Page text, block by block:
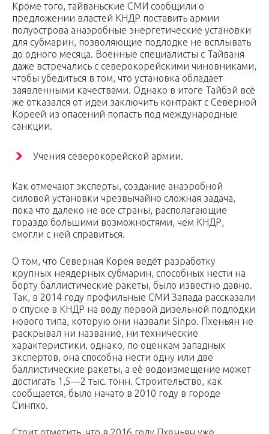
Кроме того, тайваньские СМИ сообщили о
предложении властей КНДР поставить армии
полуострова анаэробные энергетические установки
для субмарин, позволяющие подлодке не всплывать
до одного месяца. Военные специалисты с Тайваня
даже встречались с северокорейскими чиновниками,
чтобы убедиться в том, что установка обладает
заявленными качествами. Однако в итоге Тайбэй всё
же отказался от идеи заключить контракт с Северной
Кореей из опасений попасть под международные
санкции.
Учения северокорейской армии.
Как отмечают эксперты, создание анаэробной
силовой установки чрезвычайно сложная задача,
пока что далеко не все страны, располагающие
гораздо большими возможностями, чем КНДР,
смогли с ней справиться.
О том, что Северная Корея ведёт разработку
крупных неядерных субмарин, способных нести на
борту баллистические ракеты, было известно давно.
Так, в 2014 году профильные СМИ Запада рассказали
о спуске в КНДР на воду первой дизельной подлодки
нового типа, которую они назвали Sinpo. Пхеньян не
раскрывал ни название, ни технические
характеристики, однако, по оценкам западных
экспертов, она способна нести одну или две
баллистические ракеты, а её водоизмещение может
достигать 1,5—2 тыс. тонн. Строительство, как
сообщается, было начато в 2010 году в городе
Синпхо.